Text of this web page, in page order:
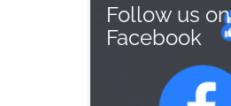
Follow us on
Facebook